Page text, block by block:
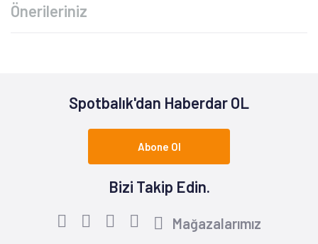
Önerileriniz
Spotbalık'dan Haberdar OL
Abone Ol
Bizi Takip Edin.
Mağazalarımız